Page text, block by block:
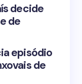
for the
decide
de
episódio
de